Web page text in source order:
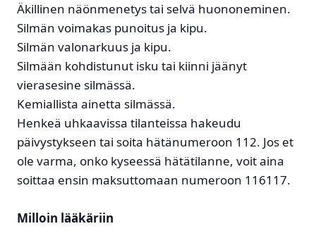
Äkillinen näönmenetys tai selvä huononeminen.
Silmän voimakas punoitus ja kipu.
Silmän valonarkuus ja kipu.
Silmään kohdistunut isku tai kiinni jäänyt
vierasesine silmässä.
Kemiallista ainetta silmässä.
Henkeä uhkaavissa tilanteissa hakeudu
päivystykseen tai soita hätänumeroon 112. Jos et
ole varma, onko kyseessä hätätilanne, voit aina
soittaa ensin maksuttomaan numeroon 116117.
Milloin lääkäriin